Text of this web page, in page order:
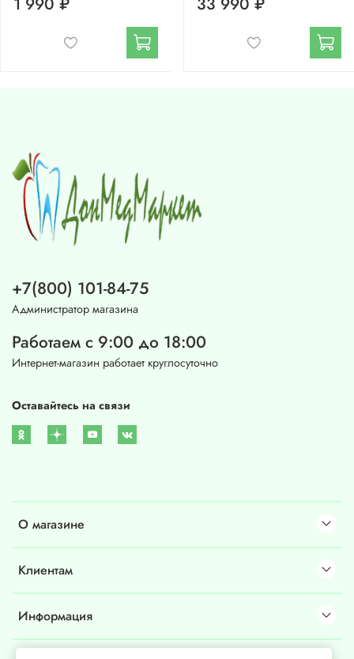
1 990 ₽ 33 990 ₽
О магазине
Клиентам
Информация
+7(800) 101-84-75
Администратор магазина
Работаем с 9:00 до 18:00
Интернет-магазин работает круглосуточно
Оставайтесь на связи